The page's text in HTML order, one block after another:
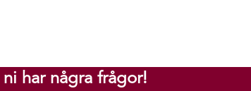
har några frågor!